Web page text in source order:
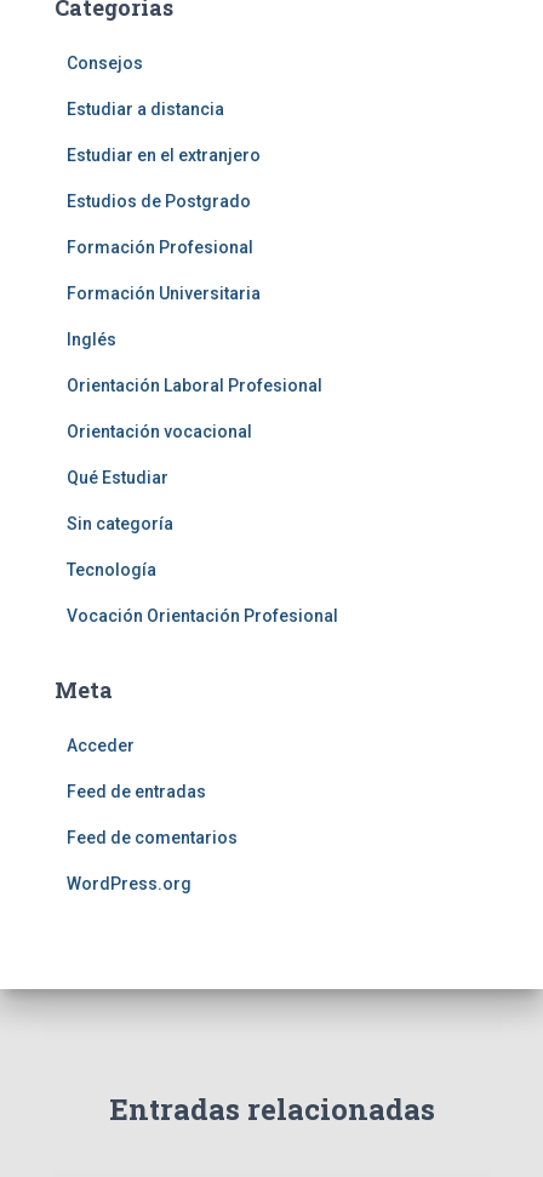
Categorías
Consejos
Estudiar a distancia
Estudiar en el extranjero
Estudios de Postgrado
Formación Profesional
Formación Universitaria
Inglés
Orientación Laboral Profesional
Orientación vocacional
Qué Estudiar
Sin categoría
Tecnología
Vocación Orientación Profesional
Meta
Acceder
Feed de entradas
Feed de comentarios
WordPress.org
Entradas relacionadas